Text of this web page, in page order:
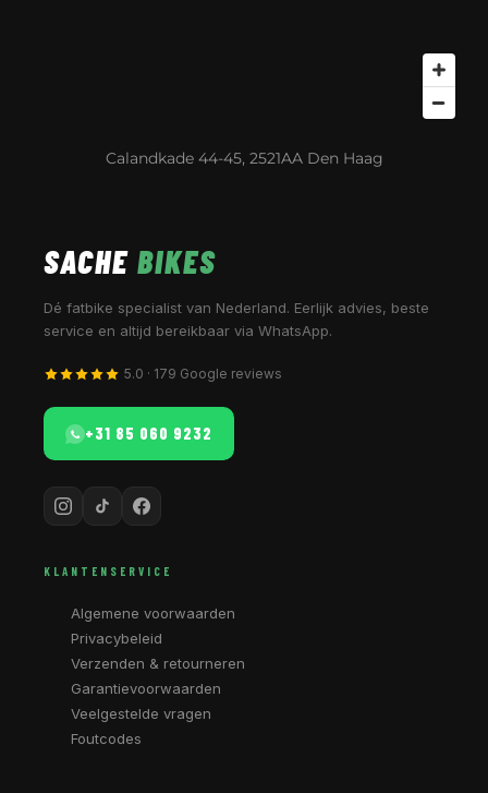
Calandkade 44-45, 2521AA Den Haag
SACHE BIKES
Dé fatbike specialist van Nederland. Eerlijk advies, beste
service en altijd bereikbaar via WhatsApp.
5.0 · 179 Google reviews
+31 85 060 9232
KLANTENSERVICE
Algemene voorwaarden
Privacybeleid
Verzenden & retourneren
Garantievoorwaarden
Veelgestelde vragen
Foutcodes